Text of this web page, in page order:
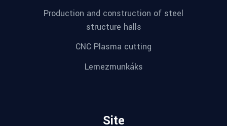
Production and construction of steel
structure halls
CNC Plasma cutting
Lemezmunkáks
Site